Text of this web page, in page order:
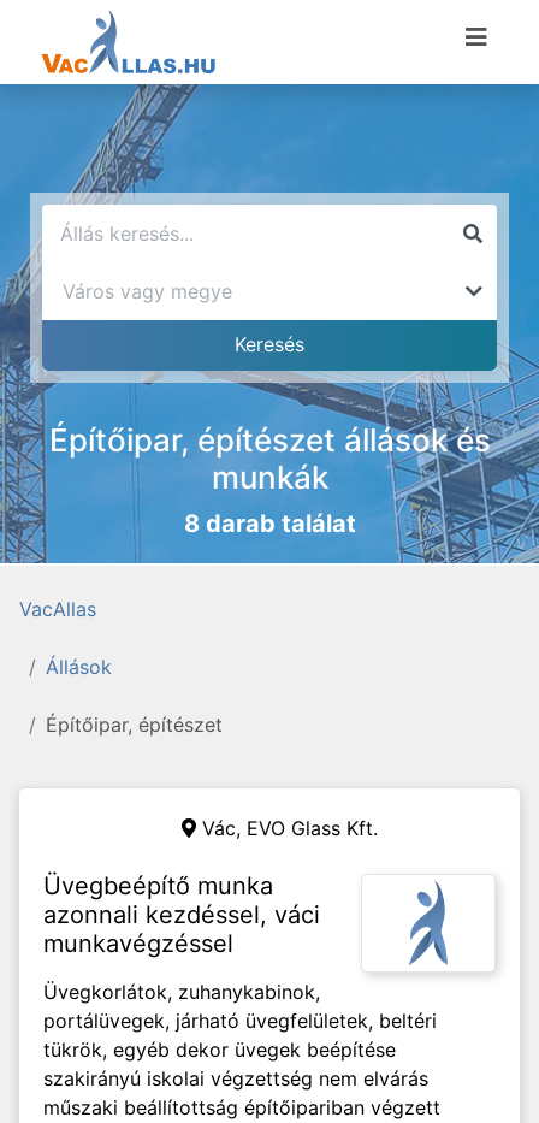
Építőipar, építészet állások és
munkák
8 darab találat
VacAllas
Állások
Építőipar, építészet
Vác, EVO Glass Kft.
Üvegbeépítő munka
azonnali kezdéssel, váci
munkavégzéssel
Üvegkorlátok, zuhanykabinok,
portálüvegek, járható üvegfelületek, beltéri
tükrök, egyéb dekor üvegek beépítése
szakirányú iskolai végzettség nem elvárás
műszaki beállítottság építőipariban végzett